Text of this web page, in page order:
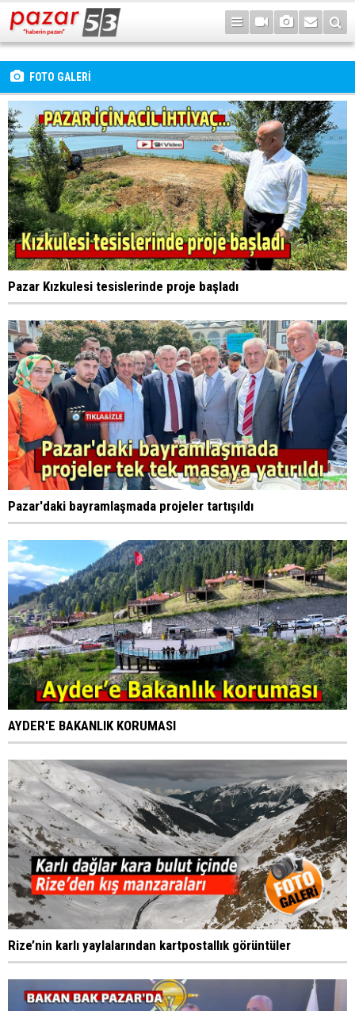
FOTO GALERİ
Pazar Kızkulesi tesislerinde proje başladı
Pazar'daki bayramlaşmada projeler tartışıldı
AYDER'E BAKANLIK KORUMASI
Rize’nin karlı yaylalarından kartpostallık görüntüler